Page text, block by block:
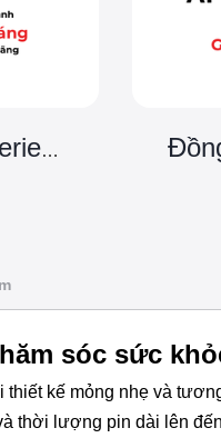
Đồng hồ Apple Watch Series 11 bản Titanium
sóc sức
kế mỏng nhẹ và
thời lượng pin dài lên